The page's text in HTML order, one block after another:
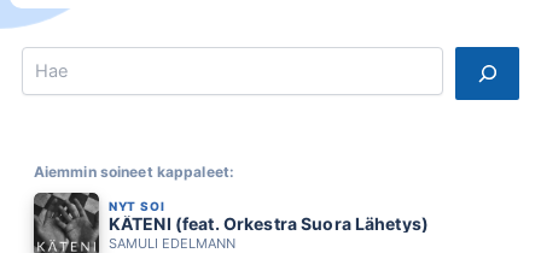
Search
Aiemmin soineet kappaleet:
NYT SOI
KÄTENI (feat. Orkestra Suora Lähetys)
SAMULI EDELMANN